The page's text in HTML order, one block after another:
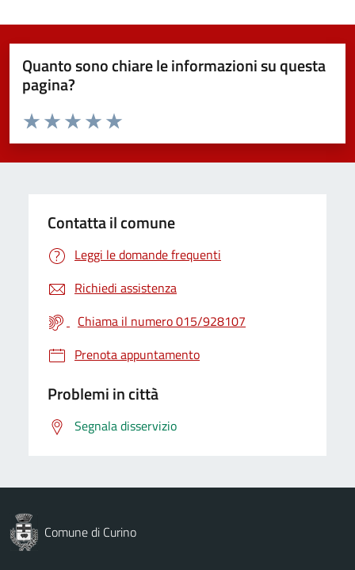
Quanto sono chiare le informazioni su questa
pagina?
Valuta da 1 a 5 stelle la pagina
Valuta 5 stelle su 5
Valuta 4 stelle su 5
Valuta 3 stelle su 5
Valuta 2 stelle su 5
Valuta 1 stelle su 5
Contatta il comune
Leggi le domande frequenti
Richiedi assistenza
Chiama il numero 015/928107
Prenota appuntamento
Problemi in città
Segnala disservizio
Comune di Curino